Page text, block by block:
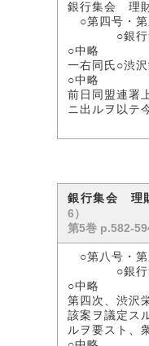
銀行集会 理
○第四号・第
○銀行集
○中略
一右同氏○渋
○中略
前日同盟連署
ニ出ルヲ以テ
銀行集会 理
6）
第5巻 p.582-
○第八号・第
○銀行集
○中略
第四次、渋沢
該案ヲ議定ス
ルヲ要スト、